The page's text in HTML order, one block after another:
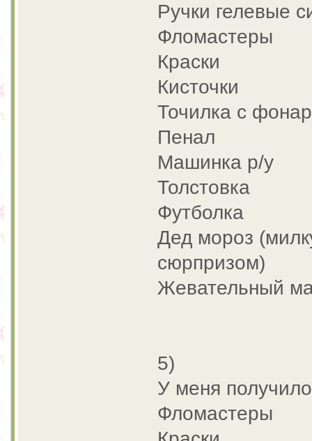
Ручки гелевые
Фломастеры
Краски
Кисточки
Точилка с
Пенал
Машинка р/у
Толстовка
Футболка
Дед мороз
сюрпризом)
Жевательный
5)
У меня
Фломастеры